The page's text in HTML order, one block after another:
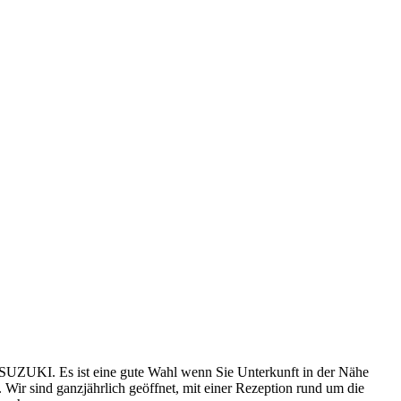
Es ist eine gute Wahl wenn Sie Unterkunft in der Nähe
sind ganzjährlich geöffnet, mit einer Rezeption rund um die